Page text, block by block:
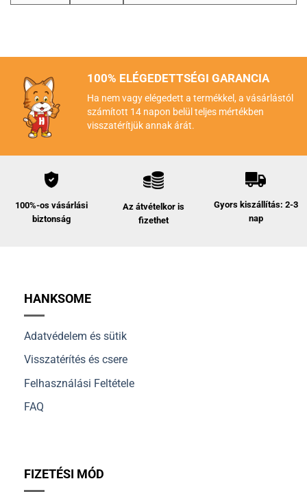
100% ELÉGEDETTSÉGI GARANCIA
Ha nem vagy elégedett a termékkel, a vásárlástól
számított 14 napon belül teljes mértékben
visszatérítjük annak árát.
100%-os vásárlási
biztonság
Az átvételkor is
fizethet
Gyors kiszállítás: 2-3
nap
HANKSOME
Adatvédelem és sütik
Visszatérítés és csere
Felhasználási Feltétele
FAQ
FIZETÉSI MÓD